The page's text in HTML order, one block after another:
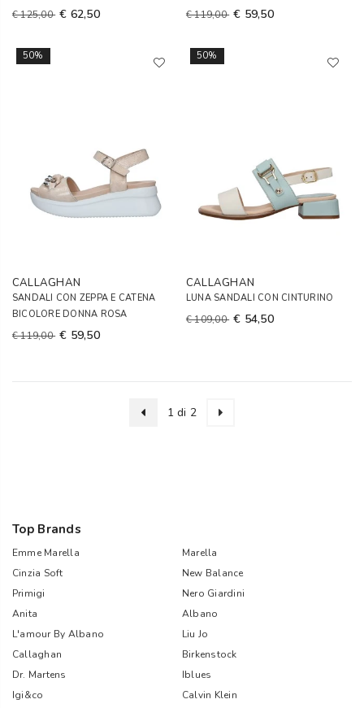
€ 125,00 € 62,50 € 119,00 € 59,50
50%
CALLAGHAN
SANDALI CON ZEPPA E CATENA
BICOLORE DONNA ROSA
€ 119,00 € 59,50
50%
CALLAGHAN
LUNA SANDALI CON CINTURINO
€ 109,00 € 54,50
1 di 2
Top Brands
Emme Marella
Marella
Cinzia Soft
New Balance
Primigi
Nero Giardini
Anita
Albano
L'amour By Albano
Liu Jo
Callaghan
Birkenstock
Dr. Martens
Iblues
Igi&co
Calvin Klein